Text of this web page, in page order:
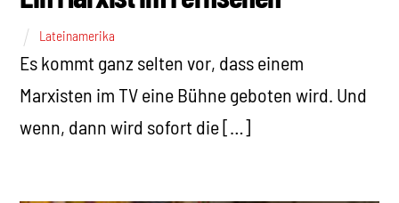
Lateinamerika
Es kommt ganz selten vor, dass einem
Marxisten im TV eine Bühne geboten wird. Und
wenn, dann wird sofort die […]